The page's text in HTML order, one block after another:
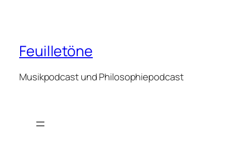
Feuilletöne
Musikpodcast und Philosophiepodcast